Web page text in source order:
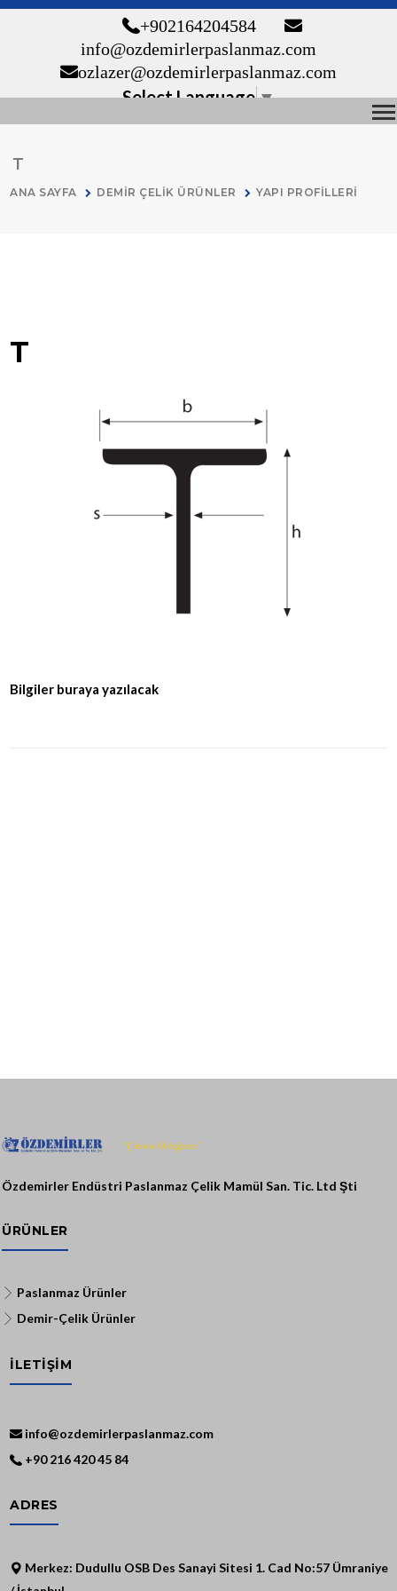
+90 216 420 45 84
info@ozdemirlerpaslanmaz.com
ozlazer@ozdemirlerpaslanmaz.com
Select Language▼
T
ANA SAYFA DEMİR ÇELİK ÜRÜNLER YAPI PROFİLLERİ
T
Bilgiler buraya yazılacak
Özdemirler Endüstri Paslanmaz Çelik Mamül San. Tic. Ltd Şti
ÜRÜNLER
Paslanmaz Ürünler
Demir-Çelik Ürünler
İLETİŞİM
info@ozdemirlerpaslanmaz.com
+90 216 420 45 84
ADRES
Merkez: Dudullu OSB Des Sanayi Sitesi 1. Cad No:57 Ümraniye